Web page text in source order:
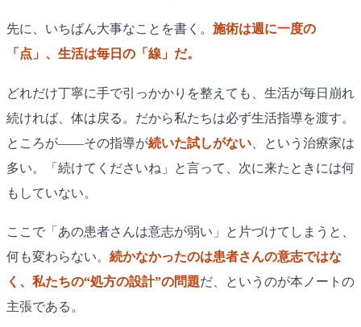
先に、いちばん大事なことを書く。 施術は週に一度の
「点」、生活は毎日の「線」だ。
どれだけ丁寧に手で引っかかりを整えても、生活が毎日崩れ
続ければ、体は戻る。だから私たちは必ず生活指導を渡す。
ところが——その指導が続いた試しがない 、という治療家は
多い。「続けてくださいね」と言って、次に来たときには何
もしていない。
ここで「あの患者さんは意志が弱い」と片づけてしまうと、
何も変わらない。 続かなかったのは患者さんの意志ではな
く、私たちの“処方の設計”の問題だ、というのが本ノートの
主張である。